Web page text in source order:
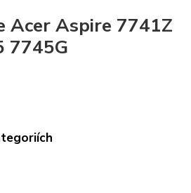
Acer Aspire 7741Z
7745G